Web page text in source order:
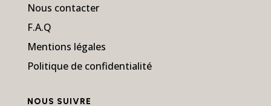
Nous contacter
F.A.Q
Mentions légales
Politique de confidentialité
NOUS SUIVRE